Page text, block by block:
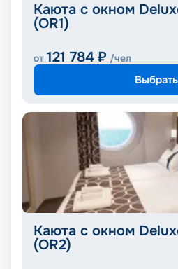
Каюта с окном
(OR1)
от 121 784 ₽ /чел
Выбрать
Каюта с окном
(OR2)